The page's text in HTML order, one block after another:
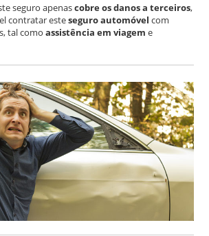
seguro apenascobre os danos a terceiros,
contratar esteseguroautomóvel com
tal comoassistência em viagem e